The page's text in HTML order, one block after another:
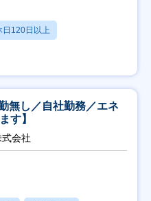
日120日以上
無し／自社勤務／エネ
す】
会社